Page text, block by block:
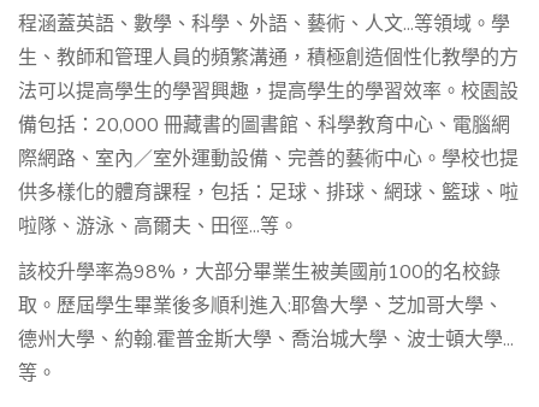
程涵蓋英語、數學、科學、外語、藝術、人文...等領域。學
生、教師和管理人員的頻繁溝通，積極創造個性化教學的方
法可以提高學生的學習興趣，提高學生的學習效率。校園設
備包括：20,000 冊藏書的圖書館、科學教育中心、電腦網
際網路、室內／室外運動設備、完善的藝術中心。學校也提
供多樣化的體育課程，包括：足球、排球、網球、籃球、啦
啦隊、游泳、高爾夫、田徑...等。
該校升學率為98%，大部分畢業生被美國前100的名校錄
取。歷屆學生畢業後多順利進入:耶魯大學、芝加哥大學、
德州大學、約翰.霍普金斯大學、喬治城大學、波士頓大學...
等。